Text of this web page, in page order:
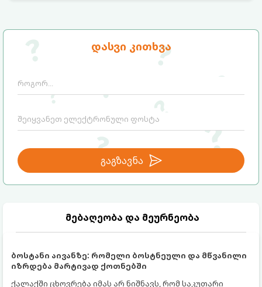
დასვი კითხვა
გაგზავნა
მებაღეობა და მეურნეობა
ბოსტანი აივანზე: რომელი ბოსტნეული და მწვანილი
იზრდება მარტივად ქოთნებში
ქალაქში ცხოვრება იმას არ ნიშნავს, რომ საკუთარი